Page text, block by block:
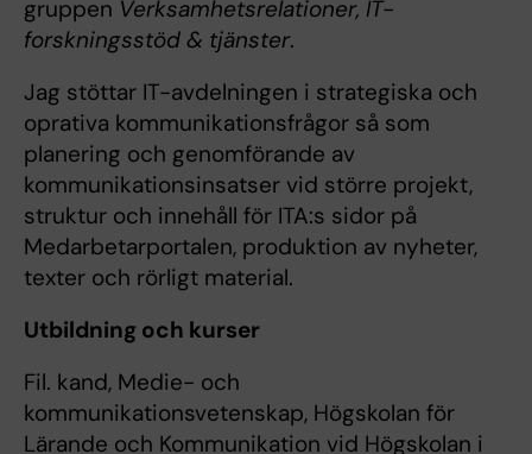
gruppen Verksamhetsrelationer, IT-
forskningsstöd & tjänster.
Jag stöttar IT-avdelningen i strategiska och
oprativa kommunikationsfrågor så som
planering och genomförande av
kommunikationsinsatser vid större projekt,
struktur och innehåll för ITA:s sidor på
Medarbetarportalen, produktion av nyheter,
texter och rörligt material.
Utbildning och kurser
Fil. kand, Medie- och
kommunikationsvetenskap, Högskolan för
Lärande och Kommunikation vid Högskolan i